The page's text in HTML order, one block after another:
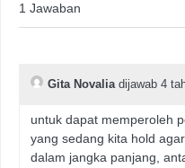
1 Jawaban
Gita Novaliadijawab 4
untuk dapat memperoleh
yang sedang kita hold
dalam jangka panjang,